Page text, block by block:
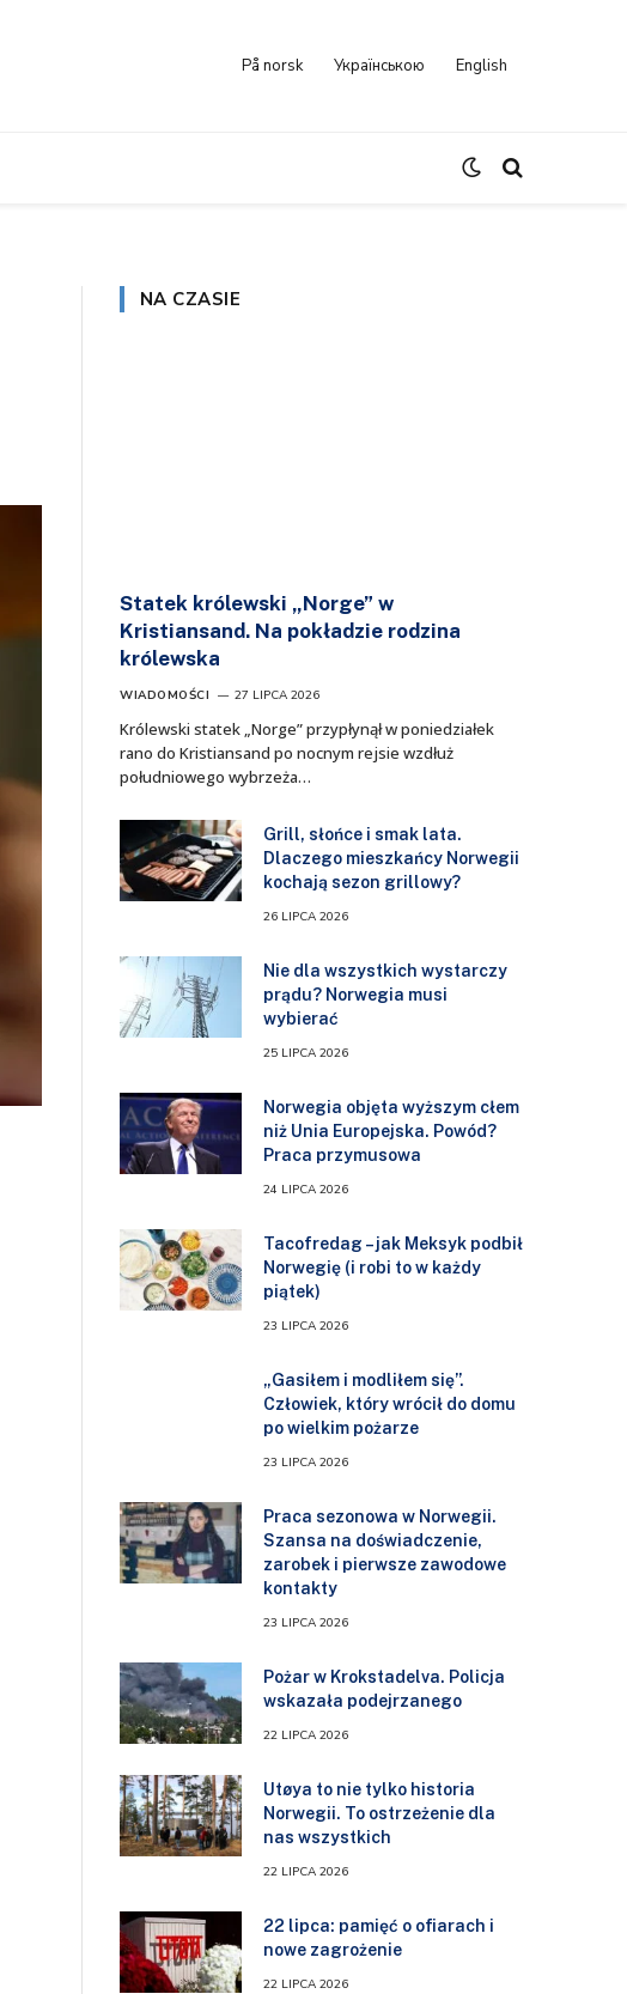
På norsk Українською English
NA CZASIE
Statek królewski „Norge” w
Kristiansand. Na pokładzie rodzina
królewska
WIADOMOŚCI 27 LIPCA 2026
Królewski statek „Norge” przypłynął w poniedziałek
rano do Kristiansand po nocnym rejsie wzdłuż
południowego wybrzeża…
Grill, słońce i smak lata.
Dlaczego mieszkańcy Norwegii
kochają sezon grillowy?
26 LIPCA 2026
Nie dla wszystkich wystarczy
prądu? Norwegia musi
wybierać
25 LIPCA 2026
Norwegia objęta wyższym cłem
niż Unia Europejska. Powód?
Praca przymusowa
24 LIPCA 2026
Tacofredag – jak Meksyk podbił
Norwegię (i robi to w każdy
piątek)
23 LIPCA 2026
„Gasiłem i modliłem się”.
Człowiek, który wrócił do domu
po wielkim pożarze
23 LIPCA 2026
Praca sezonowa w Norwegii.
Szansa na doświadczenie,
zarobek i pierwsze zawodowe
kontakty
23 LIPCA 2026
Pożar w Krokstadelva. Policja
wskazała podejrzanego
22 LIPCA 2026
Utøya to nie tylko historia
Norwegii. To ostrzeżenie dla
nas wszystkich
22 LIPCA 2026
22 lipca: pamięć o ofiarach i
nowe zagrożenie
22 LIPCA 2026